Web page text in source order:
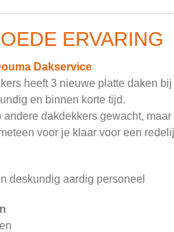
ERVARING
Dakservice
heeft 3 nieuwe platte daken
en binnen korte tijd.
andere dakdekkers gewacht,
voor je klaar voor een
deskundig aardig personeel